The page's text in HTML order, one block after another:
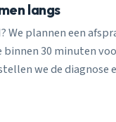
langs
We plannen een
binnen 30 minuten
we de diagnose